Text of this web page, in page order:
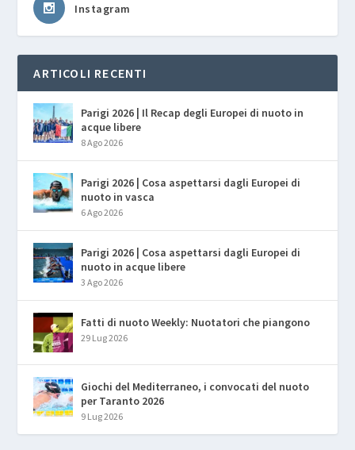
Instagram
ARTICOLI RECENTI
Parigi 2026 | Il Recap degli Europei di nuoto in
acque libere
8 Ago 2026
Parigi 2026 | Cosa aspettarsi dagli Europei di
nuoto in vasca
6 Ago 2026
Parigi 2026 | Cosa aspettarsi dagli Europei di
nuoto in acque libere
3 Ago 2026
Fatti di nuoto Weekly: Nuotatori che piangono
29 Lug 2026
Giochi del Mediterraneo, i convocati del nuoto
per Taranto 2026
9 Lug 2026